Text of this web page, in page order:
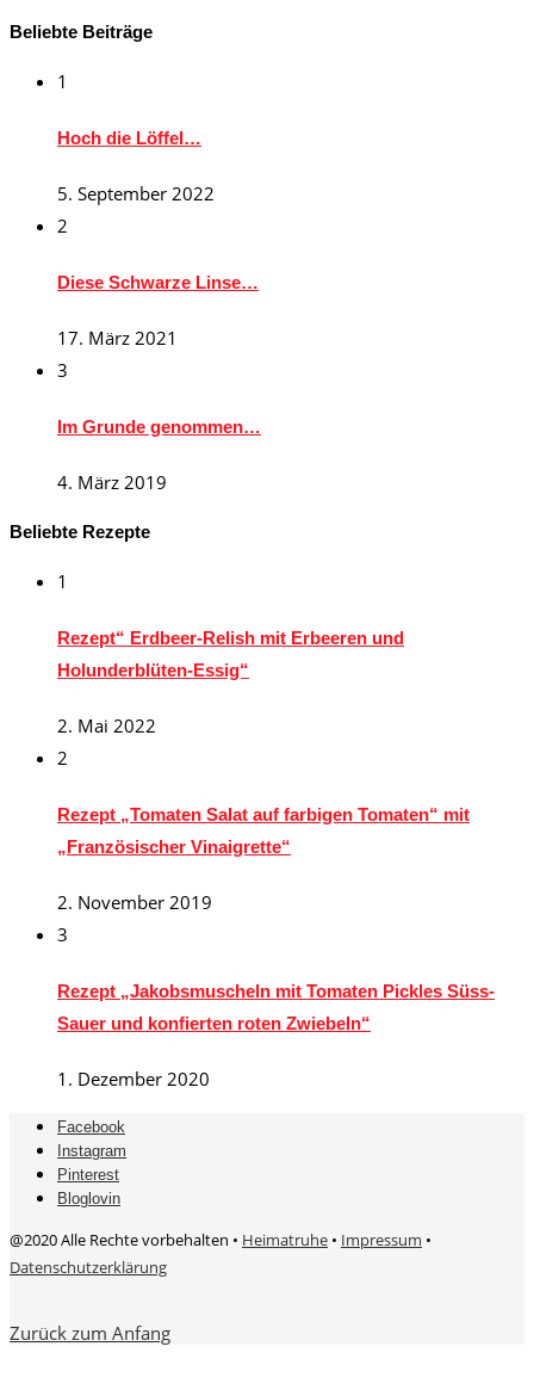
Beliebte Beiträge
1
Hoch die Löffel…
5. September 2022
2
Diese Schwarze Linse…
17. März 2021
3
Im Grunde genommen…
4. März 2019
Beliebte Rezepte
1
Rezept“ Erdbeer-Relish mit Erbeeren und
Holunderblüten-Essig“
2. Mai 2022
2
Rezept „Tomaten Salat auf farbigen Tomaten“ mit
„Französischer Vinaigrette“
2. November 2019
3
Rezept „Jakobsmuscheln mit Tomaten Pickles Süss-
Sauer und konfierten roten Zwiebeln“
1. Dezember 2020
Facebook
Instagram
Pinterest
Bloglovin
@2020 Alle Rechte vorbehalten • Heimatruhe • Impressum •
Datenschutzerklärung
Zurück zum Anfang